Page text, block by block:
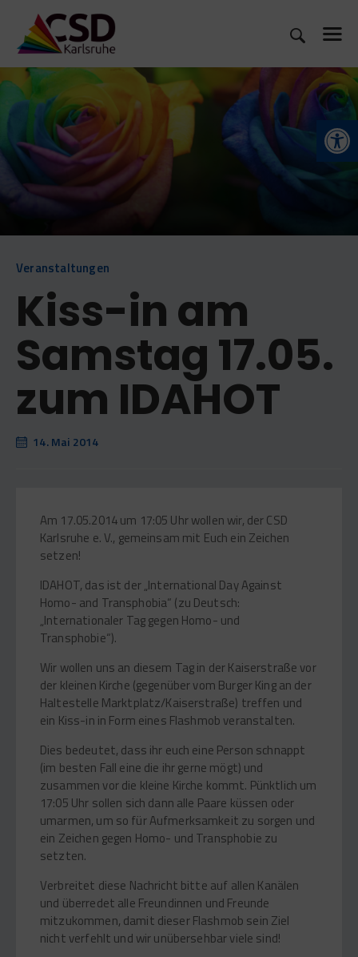
Open toolbar
CSD 2026
WAS IST CSD?
MITMACHEN
SHOP
KONTAKT
Veranstaltungen
Kiss-in am
Samstag 17.05.
zum IDAHOT
14. Mai 2014
Am 17.05.2014 um 17:05 Uhr wollen wir, der CSD
Karlsruhe e. V., gemeinsam mit Euch ein Zeichen
setzen!
IDAHOT, das ist der „International Day Against
Homo- and Transphobia“ (zu Deutsch:
„Internationaler Tag gegen Homo- und
Transphobie“).
Wir wollen uns an diesem Tag in der Kaiserstraße vor
der kleinen Kirche (gegenüber vom Burger King an der
Haltestelle Marktplatz/Kaiserstraße) treffen und
ein Kiss-in in Form eines Flashmob veranstalten.
Dies bedeutet, dass ihr euch eine Person schnappt
(im besten Fall eine die ihr gerne mögt) und
zusammen vor die kleine Kirche kommt. Pünktlich um
17:05 Uhr sollen sich dann alle Paare küssen oder
umarmen, um so für Aufmerksamkeit zu sorgen und
ein Zeichen gegen Homo- und Transphobie zu
setzten.
Verbreitet diese Nachricht bitte auf allen Kanälen
und überredet alle Freundinnen und Freunde
mitzukommen, damit dieser Flashmob sein Ziel
nicht verfehlt und wir unübersehbar viele sind!